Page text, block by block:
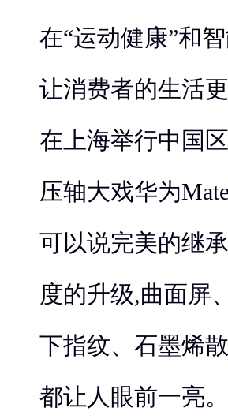
在“运动健康”和
让消费者的生活
在上海举行中国
压轴大戏华为
可以说完美的继
度的升级,曲面屏
下指纹、石墨烯
都让人眼前一亮